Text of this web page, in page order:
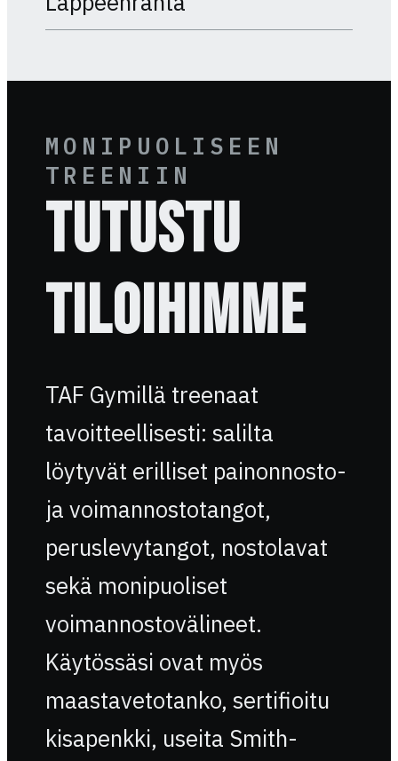
MONIPUOLISEEN
TREENIIN
Tutustu
tiloihimme
TAF Gymillä treenaat
tavoitteellisesti: salilta
löytyvät erilliset painonnosto-
ja voimannostotangot,
peruslevytangot, nostolavat
sekä monipuoliset
voimannostovälineet.
Käytössäsi ovat myös
maastavetotanko, sertifioitu
kisapenkki, useita Smith-